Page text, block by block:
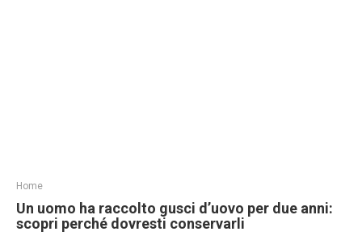
Home
Un uomo ha raccolto gusci d’uovo per due anni:
scopri perché dovresti conservarli